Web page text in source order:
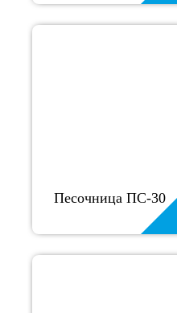
Песочница ПС-30